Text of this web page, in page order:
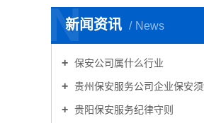
新闻资讯 News
N
保安公司属什么行业
贵州保安服务公司企业保安须知
贵阳保安服务纪律守则